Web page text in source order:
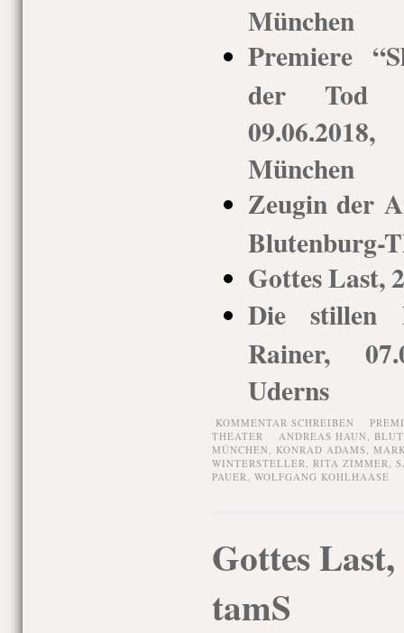
München
Premiere
der Tod
München
Zeugin der
Blutenburg-
Gottes Last,
Die stillen
Rainer,
Uderns
KOMMENTAR SCHREIBEN
THEATER
ANDREAS HAUN,
MÜNCHEN, KONRAD ADAMS,
WINTERSTELLER, RITA ZIMMER,
PAUER, WOLFGANG KOHLHAASE
Gottes
tamS